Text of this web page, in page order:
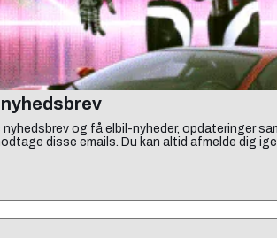
nyhedsbrev og få elbil-nyheder, opdateringer
disse emails. Du kan altid afmelde dig